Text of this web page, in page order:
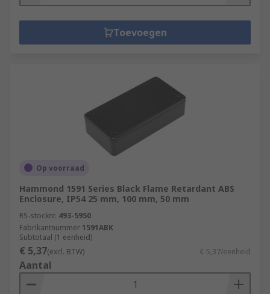
Toevoegen
Op voorraad
Hammond 1591 Series Black Flame Retardant ABS
Enclosure, IP54 25 mm, 100 mm, 50 mm
RS-stocknr. 493-5950
Fabrikantnummer 1591ABK
Subtotaal (1 eenheid)
€ 5,37(excl. BTW) € 5,37/eenheid
Aantal